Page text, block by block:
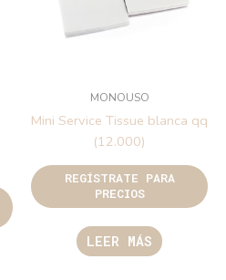
MONOUSO
Mini Service Tissue blanca qq
(12.000)
REGÍSTRATE PARA
PRECIOS
LEER MÁS